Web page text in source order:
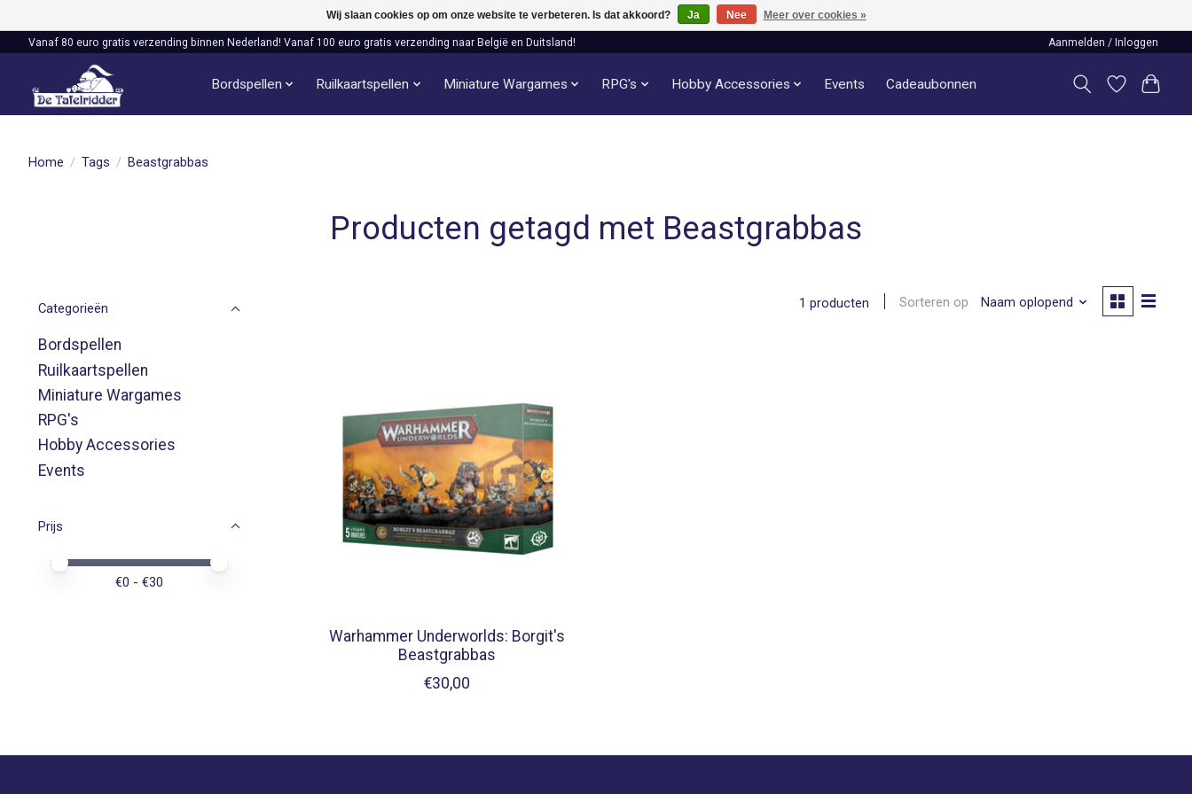
Vanaf 80 euro gratis verzending binnen Nederland! Vanaf 100 euro gratis verzending naar België en Duitsland! Aanmelden / Inloggen
Bordspellen Ruilkaartspellen Miniature Wargames RPG's Hobby Accessories Events Cadeaubonnen
Home / Tags / Beastgrabbas
Producten getagd met Beastgrabbas
Categorieën
Bordspellen
Ruilkaartspellen
Miniature Wargames
RPG's
Hobby Accessories
Events
Prijs
Minimale prijswaarde
Price maximum value
€0 - €30
1 producten Sorteren op Naam oplopend
Warhammer Underworlds: Borgit's
Beastgrabbas
€30,00
Wij slaan cookies op om onze website te verbeteren. Is dat akkoord? Ja Nee Meer over cookies »